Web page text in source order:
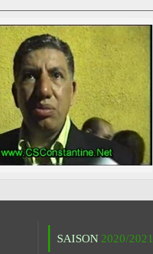
SAISON 2020/2021